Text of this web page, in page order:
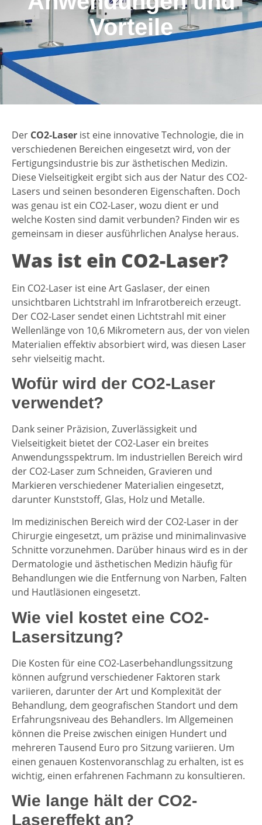
Vorteile
Der CO2-Laser ist eine innovative Technologie, die in
verschiedenen Bereichen eingesetzt wird, von der
Fertigungsindustrie bis zur ästhetischen Medizin.
Diese Vielseitigkeit ergibt sich aus der Natur des CO2-
Lasers und seinen besonderen Eigenschaften. Doch
was genau ist ein CO2-Laser, wozu dient er und
welche Kosten sind damit verbunden? Finden wir es
gemeinsam in dieser ausführlichen Analyse heraus.
Was ist ein CO2-Laser?
Ein CO2-Laser ist eine Art Gaslaser, der einen
unsichtbaren Lichtstrahl im Infrarotbereich erzeugt.
Der CO2-Laser sendet einen Lichtstrahl mit einer
Wellenlänge von 10,6 Mikrometern aus, der von vielen
Materialien effektiv absorbiert wird, was diesen Laser
sehr vielseitig macht.
Wofür wird der CO2-Laser
verwendet?
Dank seiner Präzision, Zuverlässigkeit und
Vielseitigkeit bietet der CO2-Laser ein breites
Anwendungsspektrum. Im industriellen Bereich wird
der CO2-Laser zum Schneiden, Gravieren und
Markieren verschiedener Materialien eingesetzt,
darunter Kunststoff, Glas, Holz und Metalle.
Im medizinischen Bereich wird der CO2-Laser in der
Chirurgie eingesetzt, um präzise und minimalinvasive
Schnitte vorzunehmen. Darüber hinaus wird es in der
Dermatologie und ästhetischen Medizin häufig für
Behandlungen wie die Entfernung von Narben, Falten
und Hautläsionen eingesetzt.
Wie viel kostet eine CO2-
Lasersitzung?
Die Kosten für eine CO2-Laserbehandlungssitzung
können aufgrund verschiedener Faktoren stark
variieren, darunter der Art und Komplexität der
Behandlung, dem geografischen Standort und dem
Erfahrungsniveau des Behandlers. Im Allgemeinen
können die Preise zwischen einigen Hundert und
mehreren Tausend Euro pro Sitzung variieren. Um
einen genauen Kostenvoranschlag zu erhalten, ist es
wichtig, einen erfahrenen Fachmann zu konsultieren.
Wie lange hält der CO2-
Lasereffekt an?